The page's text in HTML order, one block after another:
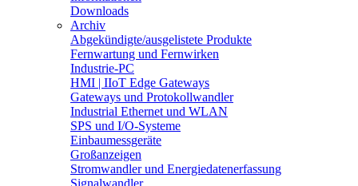
Downloads
Archiv
Abgekündigte/ausgelistete Produkte
Fernwartung und Fernwirken
Industrie-PC
HMI | IIoT Edge Gateways
Gateways und Protokollwandler
Industrial Ethernet und WLAN
SPS und I/O-Systeme
Einbaumessgeräte
Großanzeigen
Stromwandler und Energiedatenerfassung
Signalwandler